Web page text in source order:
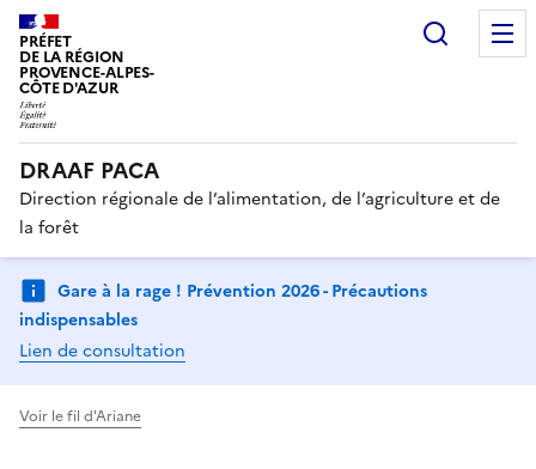
PRÉFET
DE LA RÉGION
PROVENCE-ALPES-
CÔTE D'AZUR
DRAAF PACA
Direction régionale de l’alimentation, de l’agriculture et de
la forêt
Gare à la rage ! Prévention 2026 - Précautions
indispensables
Lien de consultation
Voir le fil d'Ariane